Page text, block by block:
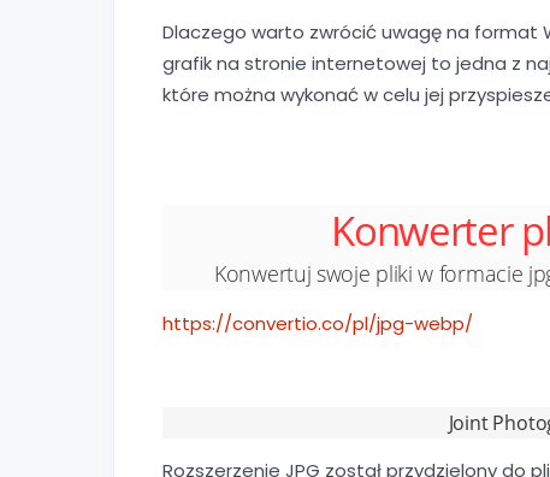
Dlaczego warto zwrócić uwagę na format
grafik na stronie internetowej to jedna z
które można wykonać w celu jej
Konwerter
Konwertuj swoje pliki w formacie
https://convertio.co/pl/jpg-webp/
Joint
Rozszerzenie JPG został przydzielony do